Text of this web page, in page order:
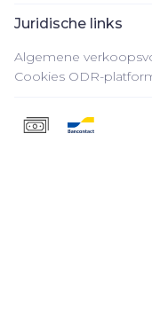
Juridische links
Algemene
Cookies ODR-